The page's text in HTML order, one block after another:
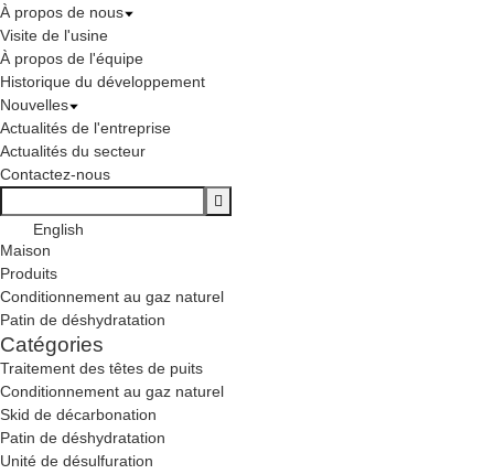
À propos de nous
Visite de l'usine
À propos de l'équipe
Historique du développement
Nouvelles
Actualités de l'entreprise
Actualités du secteur
Contactez-nous
English
Maison
Produits
Conditionnement au gaz naturel
Patin de déshydratation
Catégories
Traitement des têtes de puits
Conditionnement au gaz naturel
Skid de décarbonation
Patin de déshydratation
Unité de désulfuration